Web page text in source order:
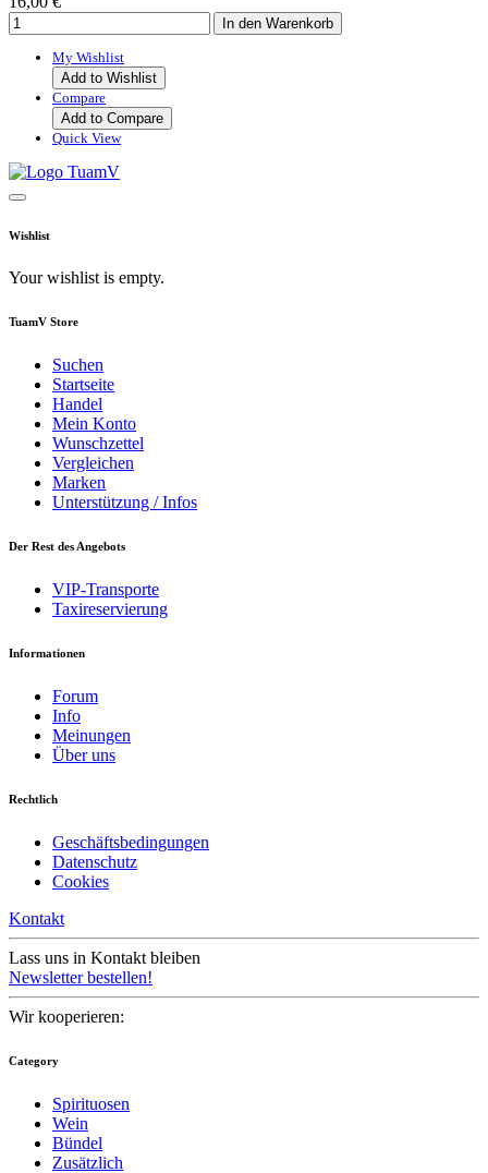
My Wishlist
Add to Wishlist
Compare
Add to Compare
Quick View
Wishlist
Your wishlist is empty.
TuamV Store
Suchen
Startseite
Handel
Mein Konto
Wunschzettel
Vergleichen
Marken
Unterstützung / Infos
Der Rest des Angebots
VIP-Transporte
Taxireservierung
Informationen
Forum
Info
Meinungen
Über uns
Rechtlich
Geschäftsbedingungen
Datenschutz
Cookies
Kontakt
Lass uns in Kontakt bleiben
Newsletter bestellen!
Wir kooperieren:
Category
Spirituosen
Wein
Bündel
Zusätzlich